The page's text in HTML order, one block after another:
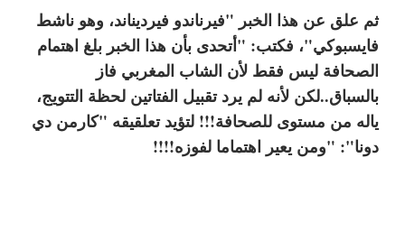
ثم علق عن هذا الخبر "فيرناندو فيرديناند، وهو ناشط
فايسبوكي"، فكتب: "أتحدى بأن هذا الخبر بلغ اهتمام
الصحافة ليس فقط لأن الشاب المغربي فاز
بالسباق..لكن لأنه لم يرد تقبيل الفتاتين لحظة التتويج،
ياله من مستوى للصحافة!!! لتؤيد تعلقيقه "كارمن دي
دونا": "ومن يعير اهتماما لفوزه!!!!